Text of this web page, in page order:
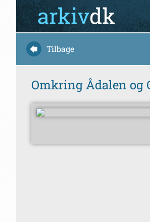
Tilbage
Omkring Ådalen og